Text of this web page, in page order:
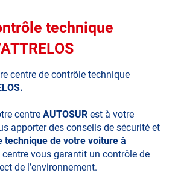
technique
centre de contrôle technique
centre AUTOSUR est à votre
apporter des conseils de sécurité et
technique de votre voiture à
centre vous garantit un contrôle de
de l’environnement.